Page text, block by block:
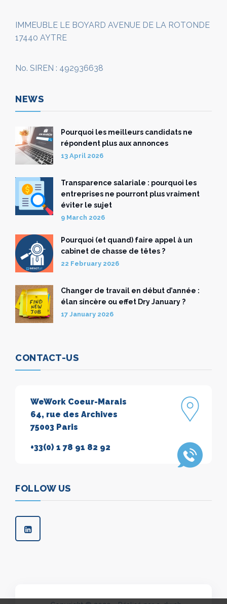
IMMEUBLE LE BOYARD AVENUE DE LA ROTONDE
17440 AYTRE
No. SIREN : 492936638
NEWS
Pourquoi les meilleurs candidats ne
répondent plus aux annonces
13 April 2026
Transparence salariale : pourquoi les
entreprises ne pourront plus vraiment
éviter le sujet
9 March 2026
Pourquoi (et quand) faire appel à un
cabinet de chasse de têtes ?
22 February 2026
Changer de travail en début d’année :
élan sincère ou effet Dry January ?
17 January 2026
CONTACT-US
WeWork Coeur-Marais
64, rue des Archives
75003 Paris
+33(0) 1 78 91 82 92
FOLLOW US